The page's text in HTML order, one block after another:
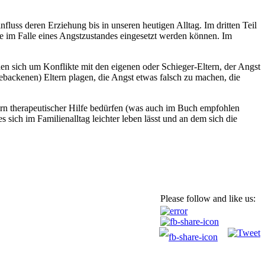
deren Erziehung bis in unseren heutigen Alltag. Im dritten Teil
Falle eines Angstzustandes eingesetzt werden können. Im
sich um Konflikte mit den eigenen oder Schieger-Eltern, der Angst
Eltern plagen, die Angst etwas falsch zu machen, die
therapeutischer Hilfe bedürfen (was auch im Buch empfohlen
sich im Familienalltag leichter leben lässt und an dem sich die
Please follow and like us: